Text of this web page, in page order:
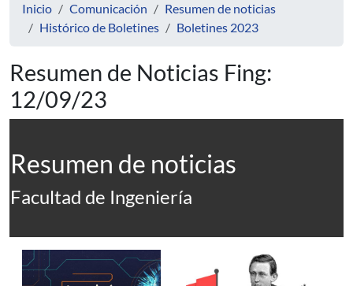
Inicio Comunicación
Resumen de noticias
Histórico de Boletines
Boletines 2023
Resumen de Noticias Fing:
12/09/23
Resumen de noticias
Facultad de Ingeniería